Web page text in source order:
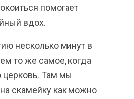
помогает
вдох.
несколько минут в
то же самое, когда
церковь. Там мы
скамейку как можно